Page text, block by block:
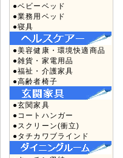
●ベビーベッド
●業務用ベッド
●寝具
●美容健康・環境快適商品
●雑貨・家電用品
●福祉・介護家具
●高齢者椅子
●玄関家具
●コートハンガー
●スクリーン(衝立)
●タチカワブラインド